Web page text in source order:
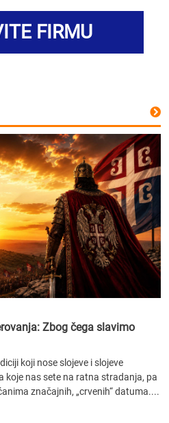
FIRMU
Zbog čega slavimo
koji nose slojeve i slojeve
koje nas sete na ratna stradanja, pa
značajnih, „crvenih“ datuma....